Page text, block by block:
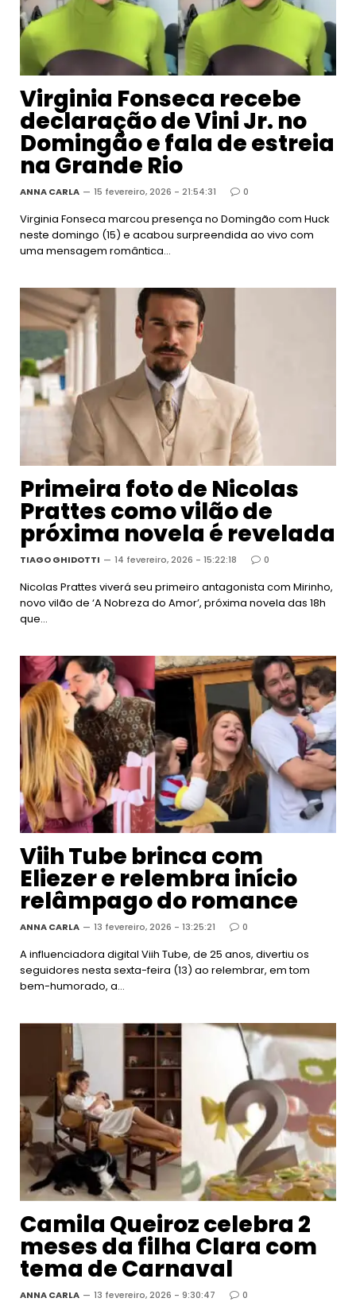
Virginia Fonseca recebe
declaração de Vini Jr. no
Domingão e fala de estreia
na Grande Rio
ANNA CARLA 15 fevereiro, 2026 - 21:54:31 0
Virginia Fonseca marcou presença no Domingão com Huck
neste domingo (15) e acabou surpreendida ao vivo com
uma mensagem romântica…
Primeira foto de Nicolas
Prattes como vilão de
próxima novela é revelada
TIAGO GHIDOTTI 14 fevereiro, 2026 - 15:22:18 0
Nicolas Prattes viverá seu primeiro antagonista com Mirinho,
novo vilão de ‘A Nobreza do Amor’, próxima novela das 18h
que…
Viih Tube brinca com
Eliezer e relembra início
relâmpago do romance
ANNA CARLA 13 fevereiro, 2026 - 13:25:21 0
A influenciadora digital Viih Tube, de 25 anos, divertiu os
seguidores nesta sexta-feira (13) ao relembrar, em tom
bem-humorado, a…
Camila Queiroz celebra 2
meses da filha Clara com
tema de Carnaval
ANNA CARLA 13 fevereiro, 2026 - 9:30:47 0